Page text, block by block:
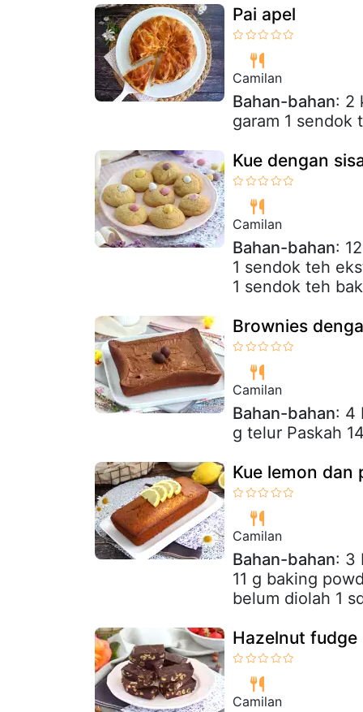
Pai apel
Camilan
Bahan-bahan: 2
garam 1 sendok
Kue dengan
Camilan
Bahan-bahan:
1 sendok teh
1 sendok teh
Brownies
Camilan
Bahan-bahan: 4
g telur Paskah
Kue lemon dan
Camilan
Bahan-bahan: 3
11 g baking
belum diolah 1
Hazelnut
Camilan